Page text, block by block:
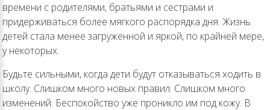
времени с родителями, братьями и сестрами и
придерживаться более мягкого распорядка дня. Жизнь
детей стала менее загруженной и яркой, по крайней мере,
у некоторых.
Будьте сильными, когда дети будут отказываться ходить в
школу. Слишком много новых правил. Слишком много
изменений. Беспокойство уже проникло им под кожу. В